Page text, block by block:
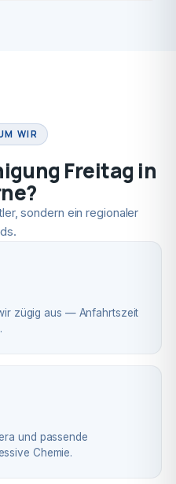
WIR
Freitag in
sondern ein regionaler
zügig aus — Anfahrtszeit
und passende
Chemie.